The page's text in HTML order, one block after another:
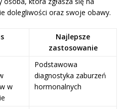
dolegliwości oraz swoje obawy.
Najlepsze
zastosowanie
w
Podstawowa
diagnostyka zaburzeń
hormonalnych